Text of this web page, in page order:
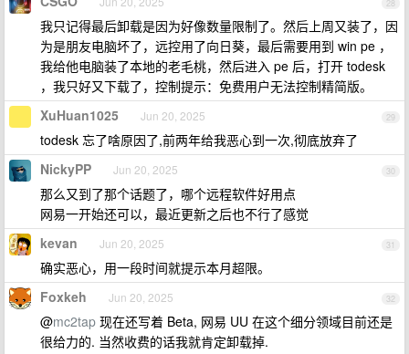
28
我只记得最后卸载是因为好像数量限制了。然后上周又装了，因
为是朋友电脑坏了，远控用了向日葵，最后需要用到 win pe ，
我给他电脑装了本地的老毛桃，然后进入 pe 后，打开 todesk
，我只好又下载了，控制提示：免费用户无法控制精简版。
29
XuHuan1025 Jun 20, 2025
todesk 忘了啥原因了,前两年给我恶心到一次,彻底放弃了
30
NickyPP Jun 20, 2025
那么又到了那个话题了，哪个远程软件好用点
网易一开始还可以，最近更新之后也不行了感觉
31
kevan Jun 20, 2025
确实恶心，用一段时间就提示本月超限。
32
Foxkeh Jun 20, 2025
@mc2tap 现在还写着 Beta, 网易 UU 在这个细分领域目前还是
很给力的. 当然收费的话我就肯定卸载掉.